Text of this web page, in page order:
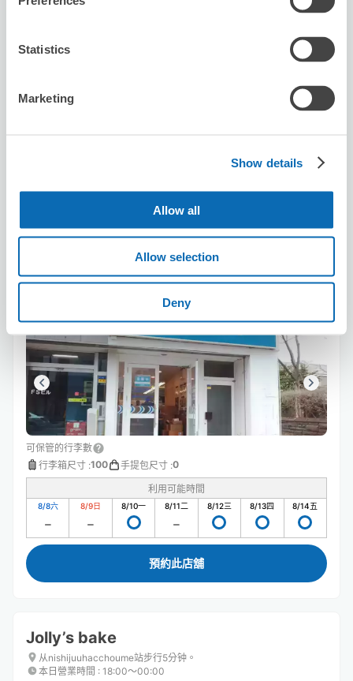
Statistics
Marketing
Show details
Allow all
Allow selection
Deny
SAGAWA EXPRESS CO.,LTD. North 8
West 5 SC
09:00〜18:00
可保管的行李數
行李箱尺寸 :100 手提包尺寸 :0
利用可能時間
8/8六 8/9日 8/10一 8/11二 8/12三 8/13四 8/14五
預約此店舖
Jolly’s bake
从nishijuuhacchoume站步行5分钟。
本日營業時間 : 18:00〜00:00